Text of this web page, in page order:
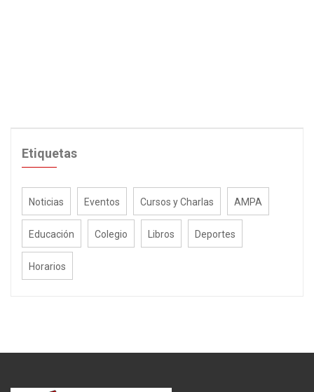
Etiquetas
Noticias Eventos Cursos y Charlas AMPA
Educación Colegio Libros Deportes
Horarios